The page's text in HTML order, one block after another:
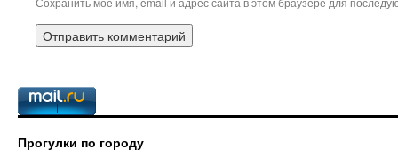
Прогулки по городу